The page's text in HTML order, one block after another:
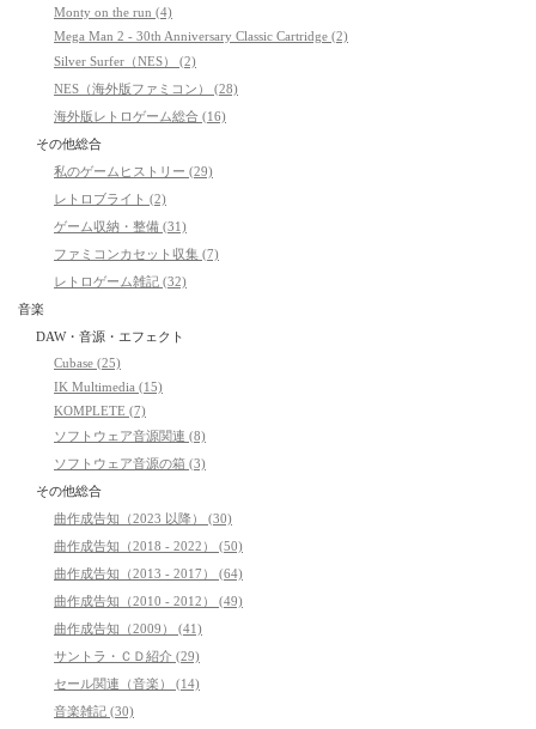
Monty on the run (4)
Mega Man 2 - 30th Anniversary Classic Cartridge (2)
Silver Surfer（NES） (2)
NES（海外版ファミコン） (28)
海外版レトロゲーム総合 (16)
その他総合
私のゲームヒストリー (29)
レトロブライト (2)
ゲーム収納・整備 (31)
ファミコンカセット収集 (7)
レトロゲーム雑記 (32)
音楽
DAW・音源・エフェクト
Cubase (25)
IK Multimedia (15)
KOMPLETE (7)
ソフトウェア音源関連 (8)
ソフトウェア音源の箱 (3)
その他総合
曲作成告知（2023 以降） (30)
曲作成告知（2018 - 2022） (50)
曲作成告知（2013 - 2017） (64)
曲作成告知（2010 - 2012） (49)
曲作成告知（2009） (41)
サントラ・ＣＤ紹介 (29)
セール関連（音楽） (14)
音楽雑記 (30)